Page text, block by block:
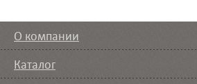
О компании
Каталог